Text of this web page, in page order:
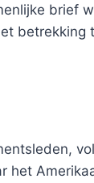
brief
het